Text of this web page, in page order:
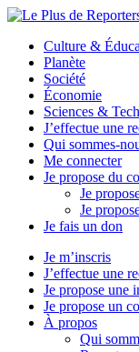
Culture &
Planète
Société
Économie
Sciences & Tech
J’effectue une
Qui sommes-
Me connecter
Je propose du
Je
Je
Je fais un don
Je m’inscris
J’effectue une
Je propose une
Je propose un
À propos
Qui